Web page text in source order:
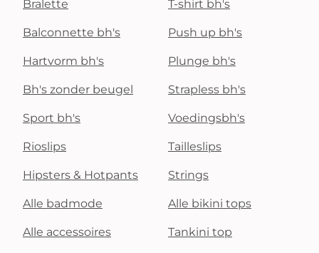
Bralette T-shirt bh's
Balconnette bh's Push up bh's
Hartvorm bh's Plunge bh's
Bh's zonder beugel Strapless bh's
Sport bh's Voedingsbh's
Rioslips Tailleslips
Hipsters & Hotpants Strings
Alle badmode Alle bikini tops
Alle accessoires Tankini top